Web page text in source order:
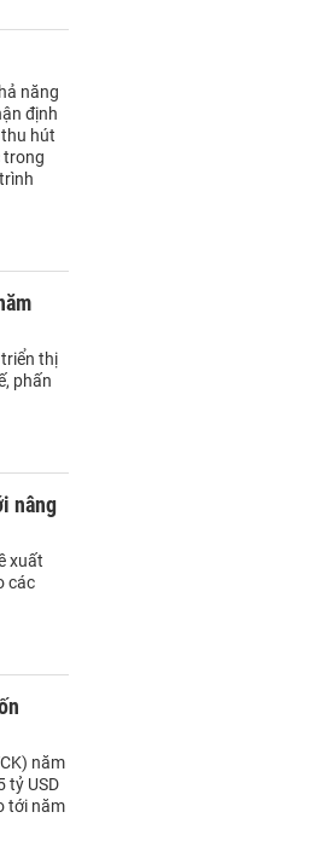
năng
định
hút
trong
thị
phấn
nâng
xuất
các
năm
tỷ USD
tới năm